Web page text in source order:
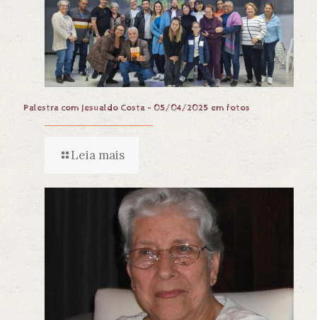
Palestra com Jesualdo Costa – 05/04/2025 em fotos
Leia mais